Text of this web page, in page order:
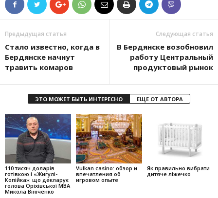
Предыдущая статья
Стало известно, когда в
Бердянске начнут
травить комаров
Следующая статья
В Бердянске возобновил
работу Центральный
продуктовый рынок
ЭТО МОЖЕТ БЫТЬ ИНТЕРЕСНО ЕЩЕ ОТ АВТОРА
110 тисяч доларів
готівкою і «Жигулі-
Копійка»: що декларує
голова Оріхівської МВА
Микола Вініченко
Vulkan casino: обзор и
впечатления об
игровом опыте
Як правильно вибрати
дитяче ліжечко